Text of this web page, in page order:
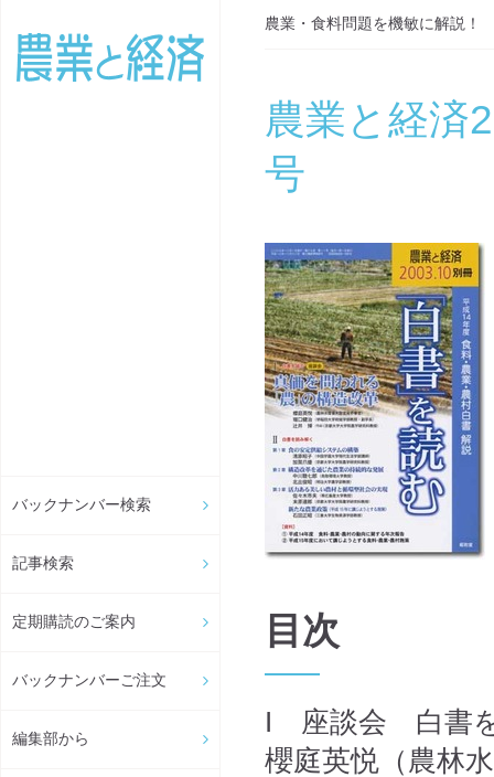
バックナンバー検索
記事検索
定期購読のご案内
バックナンバーご注文
編集部から
農業・食料問題を機敏に解説
農業と経済
号
目次
I 座談会 白書
櫻庭英悦（農林